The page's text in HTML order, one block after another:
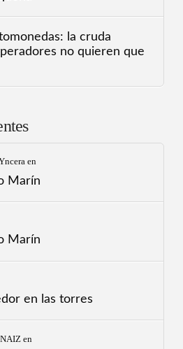
la cruda
no quieren que
en
Marín
Marín
en las torres
en